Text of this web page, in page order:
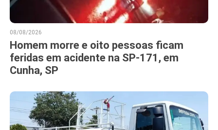
08/08/2026
Homem morre e oito pessoas ficam
feridas em acidente na SP-171, em
Cunha, SP